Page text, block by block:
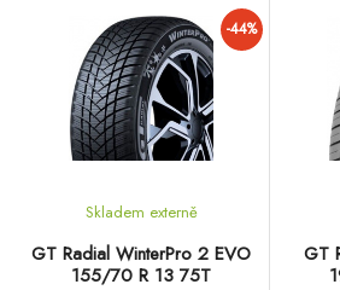
-44%
GT Radial WinterPro 2 EVO
155/70 R 13 75T
Skladem externě
GT